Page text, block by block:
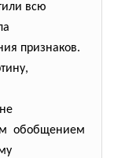
всю
признаков.
обобщением